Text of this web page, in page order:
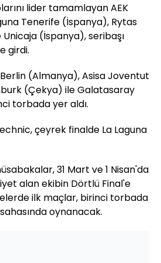
lider tamamlayan AEK
Tenerife (İspanya), Rytas
(İspanya), seribaşı
girdi.
(Almanya), Asisa Joventut
(Çekya) ile Galatasaray
torbada yer aldı.
çeyrek finalde La Laguna
31 Mart ve 1 Nisan'da
alan ekibin Dörtlü Final'e
ilk maçlar, birinci torbada
oynanacak.